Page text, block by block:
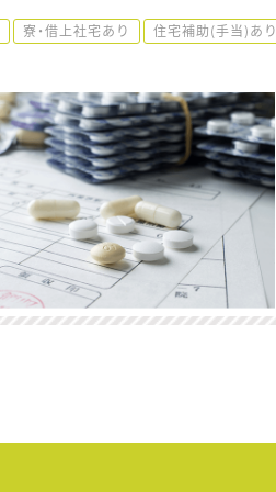
寮・借上社宅あり 住宅補助(手当)あり